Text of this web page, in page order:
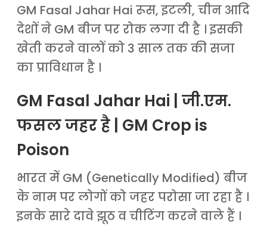
GM Fasal Jahar Hai रूस, इटली, चीन आदि
देशों ने GM बीज पर रोक लगा दी है । इसकी
खेती करने वालों को 3 साल तक की सजा
का प्राविधान है ।
GM Fasal Jahar Hai | जी.एम.
फसल जहर है | GM Crop is
Poison
भारत में GM (Genetically Modified) बीज
के नाम पर लोगों को जहर परोसा जा रहा है ।
इनके सारे दावे झूठ व चीटिंग करने वाले हैं ।